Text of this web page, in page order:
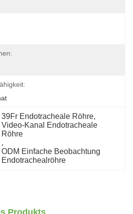
39Fr Endotracheale Röhre,
Video-Kanal Endotracheale
Röhre
,
ODM Einfache Beobachtung
Endotrachealröhre
Produkts